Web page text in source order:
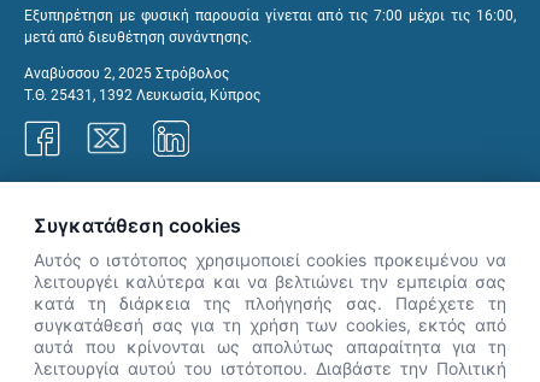
Εξυπηρέτηση με φυσική παρουσία γίνεται από τις 7:00 μέχρι τις 16:00,
μετά από διευθέτηση συνάντησης.
Αναβύσσου 2, 2025 Στρόβολος
Τ.Θ. 25431, 1392 Λευκωσία, Κύπρος
👋 Καλώς ήρθες! Είμαι η Νόησις.
Πες μου πώς μπορώ να σε βοηθήσω
Συγκατάθεση cookies
Αυτός ο ιστότοπος χρησιμοποιεί cookies προκειμένου να
λειτουργέι καλύτερα και να βελτιώνει την εμπειρία σας
κατά τη διάρκεια της πλοήγησής σας. Παρέχετε τη
συγκατάθεσή σας για τη χρήση των cookies, εκτός από
αυτά που κρίνονται ως απολύτως απαραίτητα για τη
λειτουργία αυτού του ιστότοπου. Διαβάστε την Πολιτική